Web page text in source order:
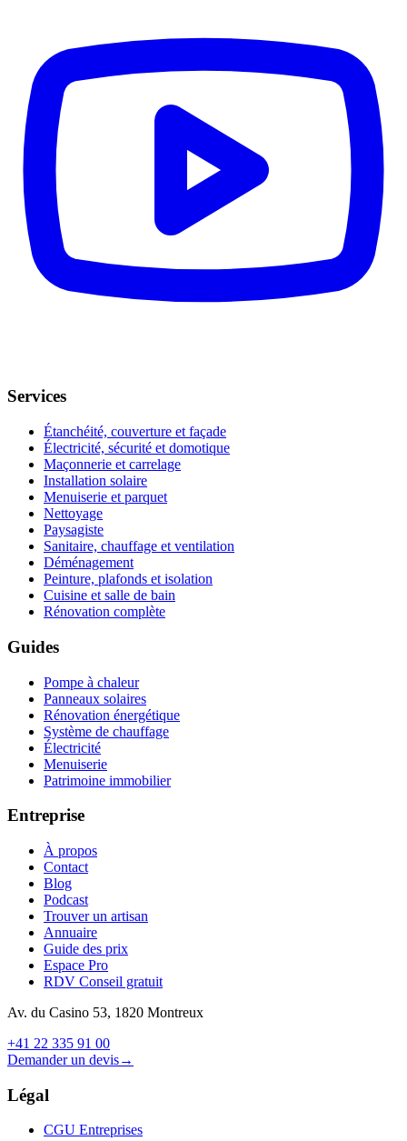
Services
Étanchéité, couverture et façade
Électricité, sécurité et domotique
Maçonnerie et carrelage
Installation solaire
Menuiserie et parquet
Nettoyage
Paysagiste
Sanitaire, chauffage et ventilation
Déménagement
Peinture, plafonds et isolation
Cuisine et salle de bain
Rénovation complète
Guides
Pompe à chaleur
Panneaux solaires
Rénovation énergétique
Système de chauffage
Électricité
Menuiserie
Patrimoine immobilier
Entreprise
À propos
Contact
Blog
Podcast
Trouver un artisan
Annuaire
Guide des prix
Espace Pro
RDV Conseil gratuit
Av. du Casino 53, 1820 Montreux
+41 22 335 91 00
Demander un devis→
Légal
CGU Entreprises